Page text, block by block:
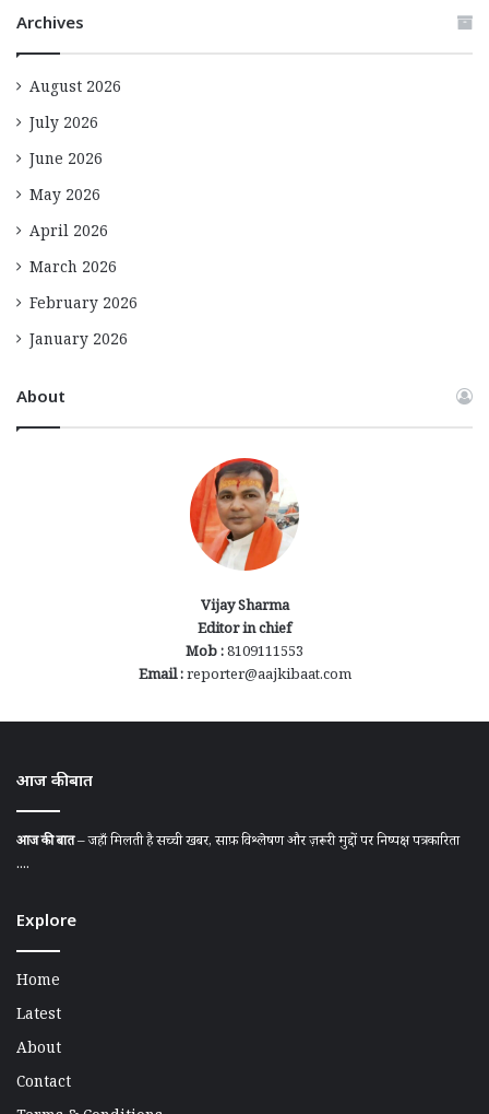
Archives
August 2026
July 2026
June 2026
May 2026
April 2026
March 2026
February 2026
January 2026
About
Vijay Sharma
Editor in chief
Mob :8109111553
Email :reporter@aajkibaat.com
आज की बात
आज की बात– जहाँ मिलती है सच्ची खबर, साफ़ विश्लेषण और ज़रूरी मुद्दों पर निष्पक्ष पत्रकारिता
....
Explore
Home
Latest
About
Contact